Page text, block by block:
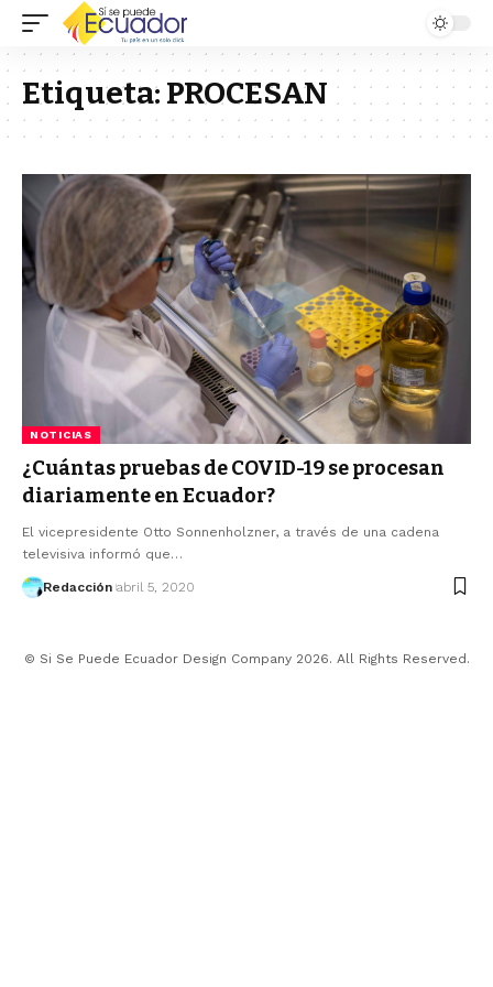
Etiqueta: PROCESAN
NOTICIAS
¿Cuántas pruebas de COVID-19 se procesan
diariamente en Ecuador?
El vicepresidente Otto Sonnenholzner, a través de una cadena
televisiva informó que…
Redacción abril 5, 2020
© Si Se Puede Ecuador Design Company 2026. All Rights Reserved.